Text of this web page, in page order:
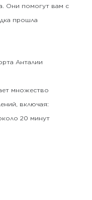
Они помогут вам с
прошла
Анталии
множество
включая:
20 минут